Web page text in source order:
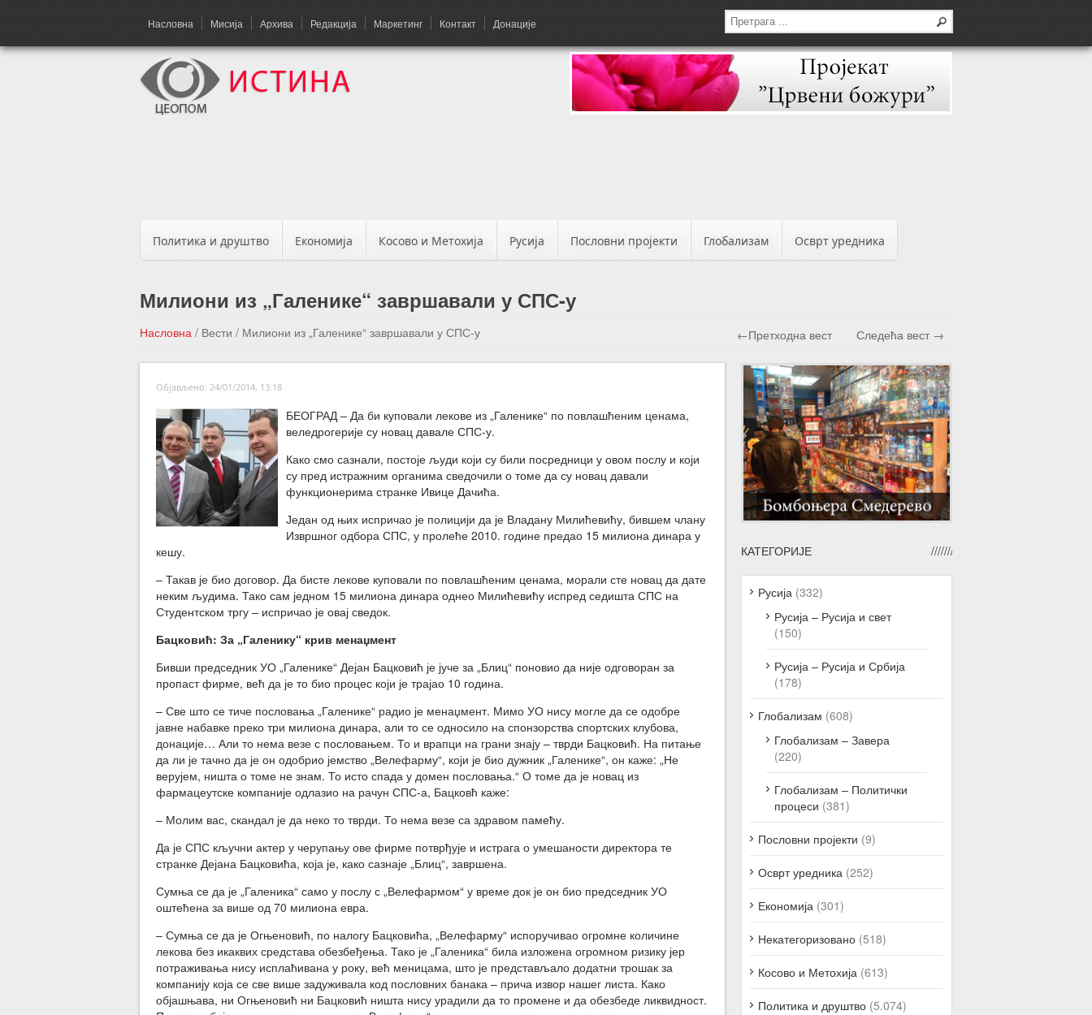
Насловна Мисија Архива Редакција Маркетинг Контакт Донације
Политика и друштво Економија Косово и Метохија Русија Пословни пројекти Глобализам Осврт уредника
Милиони из „Галенике“ завршавали у СПС-у
Насловна / Вести / Милиони из „Галенике“ завршавали у СПС-у ←Претходна вест Следећа вест →
Објављено: 24/01/2014, 13:18
БЕОГРАД – Да би куповали лекове из „Галенике“ по повлашћеним ценама,
веледрогерије су новац давале СПС-у.
Како смо сазнали, постоје људи који су били посредници у овом послу и који
су пред истражним органима сведочили о томе да су новац давали
функционерима странке Ивице Дачића.
Један од њих испричао је полицији да је Владану Милићевићу, бившем члану
Извршног одбора СПС, у пролеће 2010. године предао 15 милиона динара у
кешу.
– Такав је био договор. Да бисте лекове куповали по повлашћеним ценама, морали сте новац да дате
неким људима. Тако сам једном 15 милиона динара однео Милићевићу испред седишта СПС на
Студентском тргу – испричао је овај сведок.
Бацковић: За „Галенику“ крив менаџмент
Бивши председник УО „Галенике“ Дејан Бацковић је јуче за „Блиц“ поновио да није одговоран за
пропаст фирме, већ да је то био процес који је трајао 10 година.
– Све што се тиче пословања „Галенике“ радио је менаџмент. Мимо УО нису могле да се одобре
јавне набавке преко три милиона динара, али то се односило на спонзорства спортских клубова,
донације… Али то нема везе с пословањем. То и врапци на грани знају – тврди Бацковић. На питање
да ли је тачно да је он одобрио јемство „Велефарму“, који је био дужник „Галенике“, он каже: „Не
верујем, ништа о томе не знам. То исто спада у домен пословања.“ О томе да је новац из
фармацеутске компаније одлазио на рачун СПС-а, Бацковћ каже:
– Молим вас, скандал је да неко то тврди. То нема везе са здравом памећу.
Да је СПС кључни актер у черупању ове фирме потврђује и истрага о умешаности директора те
странке Дејана Бацковића, која је, како сазнаје „Блиц“, завршена.
Сумња се да је „Галеника“ само у послу с „Велефармом“ у време док је он био председник УО
оштећена за више од 70 милиона евра.
– Сумња се да је Огњеновић, по налогу Бацковића, „Велефарму“ испоручивао огромне количине
лекова без икаквих средстава обезбеђења. Тако је „Галеника“ била изложена огромном ризику јер
потраживања нису исплаћивана у року, већ меницама, што је представљало додатни трошак за
компанију која се све више задуживала код пословних банака – прича извор нашег листа. Како
објашњава, ни Огњеновић ни Бацковић ништа нису урадили да то промене и да обезбеде ликвидност.
КАТЕГОРИЈЕ
Русија (332)
Русија – Русија и свет
(150)
Русија – Русија и Србија
(178)
Глобализам (608)
Глобализам – Завера
(220)
Глобализам – Политички
процеси (381)
Пословни пројекти (9)
Осврт уредника (252)
Економија (301)
Некатегоризовано (518)
Косово и Метохија (613)
Политика и друштво (5.074)